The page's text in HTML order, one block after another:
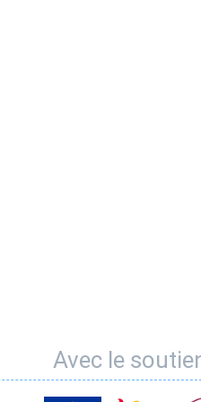
Avec le